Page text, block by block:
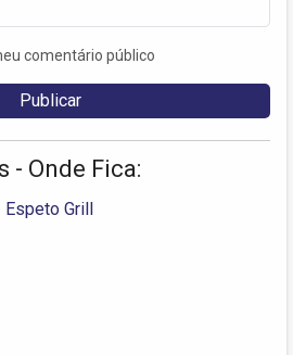
comentário público
- Onde Fica:
Espeto Grill